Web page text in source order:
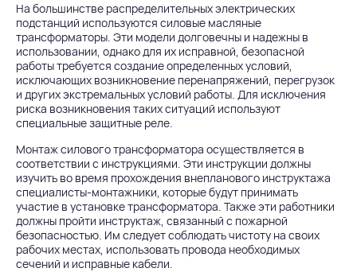
На большинстве распределительных электрических
подстанций используются силовые масляные
трансформаторы. Эти модели долговечны и надежны в
использовании, однако для их исправной, безопасной
работы требуется создание определенных условий,
исключающих возникновение перенапряжений, перегрузок
и других экстремальных условий работы. Для исключения
риска возникновения таких ситуаций используют
специальные защитные реле.
Монтаж силового трансформатора осуществляется в
соответствии с инструкциями. Эти инструкции должны
изучить во время прохождения внепланового инструктажа
специалисты-монтажники, которые будут принимать
участие в установке трансформатора. Также эти работники
должны пройти инструктаж, связанный с пожарной
безопасностью. Им следует соблюдать чистоту на своих
рабочих местах, использовать провода необходимых
сечений и исправные кабели.